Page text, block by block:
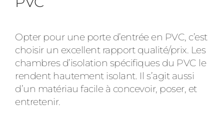
Opter pour une porte d’entrée en PVC, c’est
choisir un excellent rapport qualité/prix. Les
chambres d’isolation spécifiques du PVC le
rendent hautement isolant. Il s’agit aussi
d’un matériau facile à concevoir, poser, et
entretenir.